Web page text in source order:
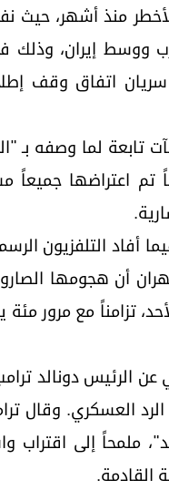
منذ أشهر، حيث
إيران، وذلك
سريان اتفاق وقف
لما وصفه بـ
رداً على إطلاق 11 صاروخاً إيرانياً
أفاد التلفزيون
أن هجومها
تزامناً مع مرور
الرئيس دونالد
الرد العسكري. وقال
ملمحاً إلى اقتراب
القادمة.